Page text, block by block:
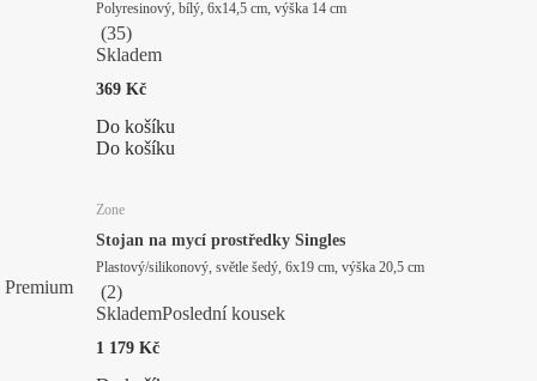
Polyresinový, bílý, 6x14,5 cm, výška 14 cm
(35)
Skladem
369 Kč
Do košíku
Do košíku
Premium
Zone
Stojan na mycí prostředky Singles
Plastový/silikonový, světle šedý, 6x19 cm, výška 20,5 cm
(2)
SklademPoslední kousek
1 179 Kč